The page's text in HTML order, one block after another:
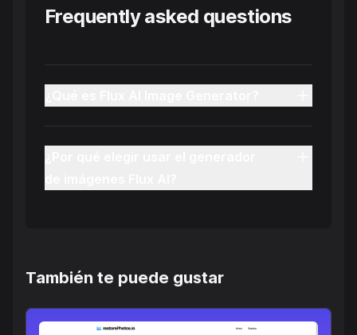
Frequently asked questions
También te puede gustar